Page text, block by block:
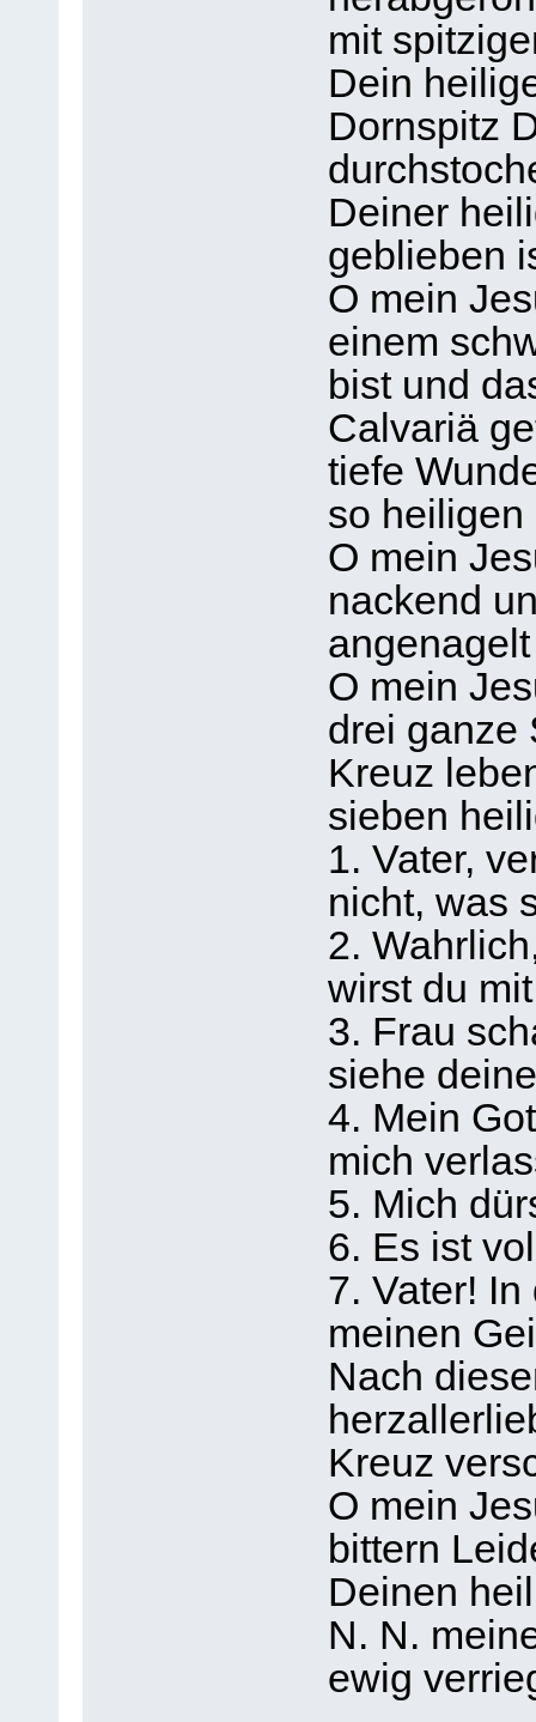
mit
Dein
Dornspitz
Deiner
geblieben
O mein
einem
bist und
Calvariä
tiefe
so heiligen
O mein
nackend
O mein
drei ganze
Kreuz
sieben
1. Vater,
nicht, was
2.
wirst du
3. Frau
siehe
4. Mein
mich
5. Mich
6. Es ist
7. Vater!
meinen
Nach
Kreuz
O mein
bittern
Deinen
N. N.
ewig